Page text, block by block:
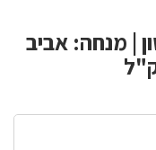
ראשון | מנחה: אביב